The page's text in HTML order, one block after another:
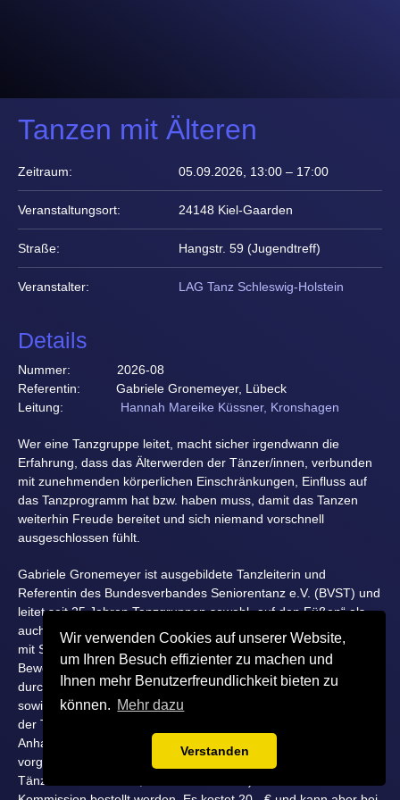
Wir verwenden Cookies auf unserer Website,
um Ihren Besuch effizienter zu machen und
Ihnen mehr Benutzerfreundlichkeit bieten zu
können. Mehr dazu
Verstanden
Tanzen mit Älteren
Zeitraum: 05.09.2026, 13:00 – 17:00
Veranstaltungsort: 24148 Kiel-Gaarden
Straße: Hangstr. 59 (Jugendtreff)
Veranstalter: LAG Tanz Schleswig-Holstein
Details
Nummer: 2026-08
Referentin: Gabriele Gronemeyer, Lübeck
Leitung: Hannah Mareike Küssner, Kronshagen
Wer eine Tanzgruppe leitet, macht sicher irgendwann die
Erfahrung, dass das Älterwerden der Tänzer/innen, verbunden
mit zunehmenden körperlichen Einschränkungen, Einfluss auf
das Tanzprogramm hat bzw. haben muss, damit das Tanzen
weiterhin Freude bereitet und sich niemand vorschnell
ausgeschlossen fühlt.
Gabriele Gronemeyer ist ausgebildete Tanzleiterin und
Referentin des Bundesverbandes Seniorentanz e.V. (BVST) und
leitet seit 25 Jahren Tanzgruppen sowohl „auf den Füßen“ als
auch „im Sitzen“. Gerne gibt sie ihre Erfahrungen aus der Arbeit
mit Senioren weiter; dazu gehören Überlegungen zu möglichen
Bewegungseinschränkungen und dem Umgang damit, z.B.
durch Vereinfachungen von Choreographien oder Alternativen,
sowie die speziell auf ältere Lernende ausgerichtete Methodik
der Tanzvermittlung des Bundesverbandes Seniorentanz.
Anhand von Beispielen wird die Vielfalt der BVST-Tanzrichtung
vorgestellt. Das Materialset „Sei dabei“ (CD + Broschüre, 10
Tänze auf der Fläche, 9 Tänze im Sitzen) kann leider nicht in